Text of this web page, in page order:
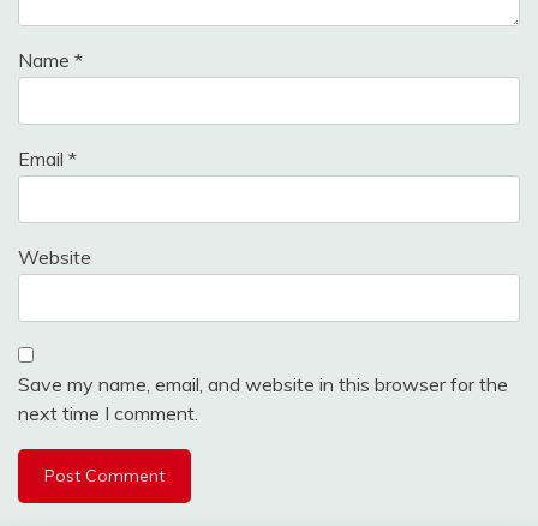
Name *
Email *
Website
Save my name, email, and website in this browser for the
next time I comment.